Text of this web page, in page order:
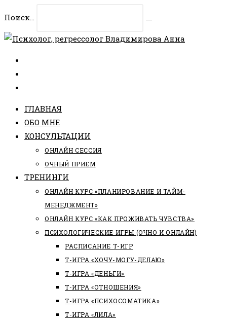
содержимому
Поиск...
ГЛАВНАЯ
ОБО МНЕ
КОНСУЛЬТАЦИИ
ОНЛАЙН СЕССИЯ
ОЧНЫЙ ПРИЕМ
ТРЕНИНГИ
ОНЛАЙН КУРС «ПЛАНИРОВАНИЕ И ТАЙМ-
МЕНЕДЖМЕНТ»
ОНЛАЙН КУРС «КАК ПРОЖИВАТЬ ЧУВСТВА»
ПСИХОЛОГИЧЕСКИЕ ИГРЫ (ОЧНО И ОНЛАЙН)
РАСПИСАНИЕ Т-ИГР
Т-ИГРА «ХОЧУ-МОГУ-ДЕЛАЮ»
Т-ИГРА «ДЕНЬГИ»
Т-ИГРА «ОТНОШЕНИЯ»
Т-ИГРА «ПСИХОСОМАТИКА»
Т-ИГРА «ЛИЛА»